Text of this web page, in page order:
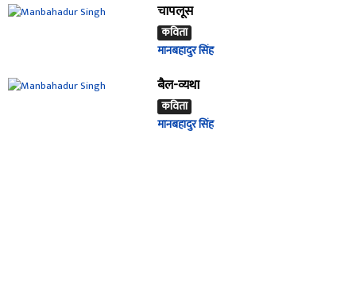
चापलूस
कविता
मानबहादुर सिंह
बैल-व्यथा
कविता
मानबहादुर सिंह